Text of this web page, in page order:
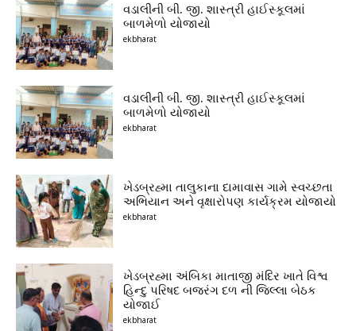
વડાલીની બી. જી. શાસ્ત્રી હાઈસ્કૂલમાં
બાળમેળો યોજાયો
ekbharat
વડાલીની બી. જી. શાસ્ત્રી હાઈસ્કૂલમાં
બાળમેળો યોજાયો
ekbharat
ખેડબ્રહ્મા તાલુકાના દામાવાસ ગામે સ્વચ્છતા
અભિયાન અને વૃક્ષારોપણ કાર્યક્રમ યોજાયો
ekbharat
ખેડબ્રહ્મા અંબિકા માતાજી મંદિર ખાતે વિશ્વ
હિન્દુ પરિષદ બજરંગ દળ ની જિલ્લા બેઠક
યોજાઈ
ekbharat